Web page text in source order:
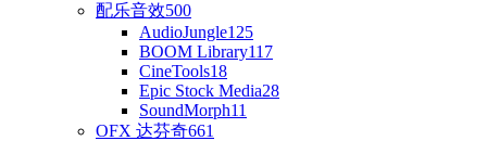
配乐音效500
AudioJungle125
BOOM Library117
CineTools18
Epic Stock Media28
SoundMorph11
OFX 达芬奇661